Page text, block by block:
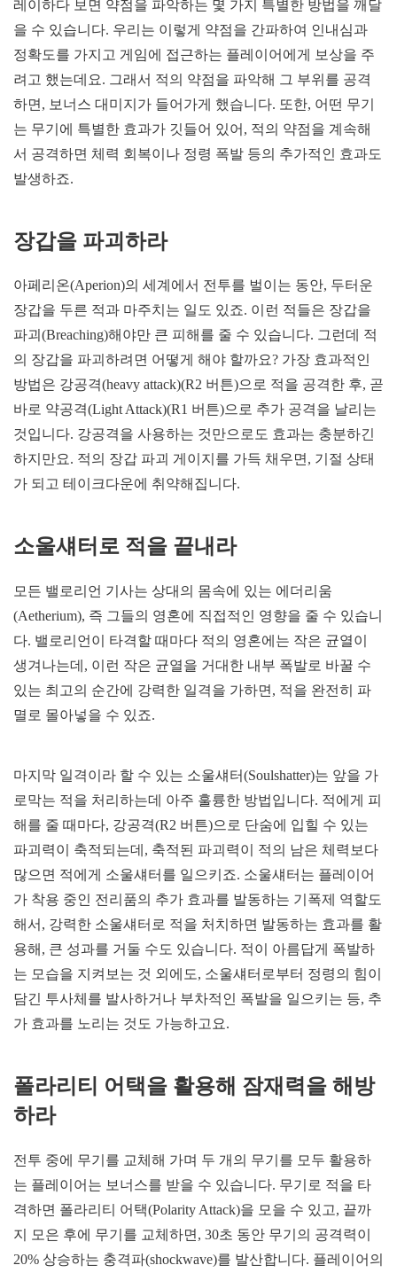
레이하다 보면 약점을 파악하는 몇 가지 특별한 방법을 깨달
을 수 있습니다. 우리는 이렇게 약점을 간파하여 인내심과
정확도를 가지고 게임에 접근하는 플레이어에게 보상을 주
려고 했는데요. 그래서 적의 약점을 파악해 그 부위를 공격
하면, 보너스 대미지가 들어가게 했습니다. 또한, 어떤 무기
는 무기에 특별한 효과가 깃들어 있어, 적의 약점을 계속해
서 공격하면 체력 회복이나 정령 폭발 등의 추가적인 효과도
발생하죠.
장갑을 파괴하라
아페리온(Aperion)의 세계에서 전투를 벌이는 동안, 두터운
장갑을 두른 적과 마주치는 일도 있죠. 이런 적들은 장갑을
파괴(Breaching)해야만 큰 피해를 줄 수 있습니다. 그런데 적
의 장갑을 파괴하려면 어떻게 해야 할까요? 가장 효과적인
방법은 강공격(heavy attack)(R2 버튼)으로 적을 공격한 후, 곧
바로 약공격(Light Attack)(R1 버튼)으로 추가 공격을 날리는
것입니다. 강공격을 사용하는 것만으로도 효과는 충분하긴
하지만요. 적의 장갑 파괴 게이지를 가득 채우면, 기절 상태
가 되고 테이크다운에 취약해집니다.
소울섀터로 적을 끝내라
모든 밸로리언 기사는 상대의 몸속에 있는 에더리움
(Aetherium), 즉 그들의 영혼에 직접적인 영향을 줄 수 있습니
다. 밸로리언이 타격할 때마다 적의 영혼에는 작은 균열이
생겨나는데, 이런 작은 균열을 거대한 내부 폭발로 바꿀 수
있는 최고의 순간에 강력한 일격을 가하면, 적을 완전히 파
멸로 몰아넣을 수 있죠.
마지막 일격이라 할 수 있는 소울섀터(Soulshatter)는 앞을 가
로막는 적을 처리하는데 아주 훌륭한 방법입니다. 적에게 피
해를 줄 때마다, 강공격(R2 버튼)으로 단숨에 입힐 수 있는
파괴력이 축적되는데, 축적된 파괴력이 적의 남은 체력보다
많으면 적에게 소울섀터를 일으키죠. 소울섀터는 플레이어
가 착용 중인 전리품의 추가 효과를 발동하는 기폭제 역할도
해서, 강력한 소울섀터로 적을 처치하면 발동하는 효과를 활
용해, 큰 성과를 거둘 수도 있습니다. 적이 아름답게 폭발하
는 모습을 지켜보는 것 외에도, 소울섀터로부터 정령의 힘이
담긴 투사체를 발사하거나 부차적인 폭발을 일으키는 등, 추
가 효과를 노리는 것도 가능하고요.
폴라리티 어택을 활용해 잠재력을 해방
하라
전투 중에 무기를 교체해 가며 두 개의 무기를 모두 활용하
는 플레이어는 보너스를 받을 수 있습니다. 무기로 적을 타
격하면 폴라리티 어택(Polarity Attack)을 모을 수 있고, 끝까
지 모은 후에 무기를 교체하면, 30초 동안 무기의 공격력이
20% 상승하는 충격파(shockwave)를 발산합니다. 플레이어의